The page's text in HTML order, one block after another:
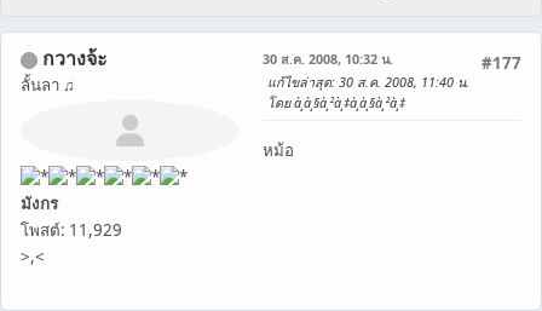
กวางจ้ะ
ลั้นลา ♫
มังกร
โพสต์: 11,929
>,<
#177
30 ส.ค. 2008, 10:32 น.
แก้ไขล่าสุด: 30 ส.ค. 2008, 11:40 น.
โดย à¸à¸§à¸²à¸‡à¸à¸§à¸²à¸‡
หม้อ